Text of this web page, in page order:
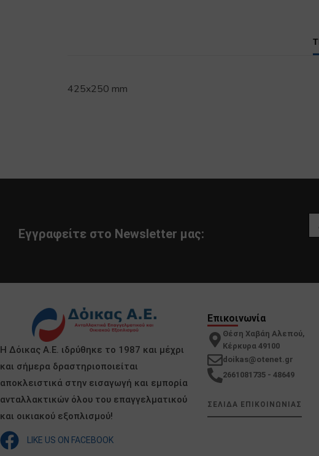
425x250 mm
Εγγραφείτε στο Newsletter μας:
Η Δόικας Α.Ε. ιδρύθηκε το 1987 και μέχρι
και σήμερα δραστηριοποιείται
αποκλειστικά στην εισαγωγή και εμπορία
ανταλλακτικών όλου του επαγγελματικού
και οικιακού εξοπλισμού!
LIKE US ON FACEBOOK
Επικοινωνία
Θέση Χαβάη Αλεπού,
Κέρκυρα 49100
doikas@otenet.gr
2661081735 - 48649
ΣΕΛΙΔΑ ΕΠΙΚΟΙΝΩΝΙΑΣ